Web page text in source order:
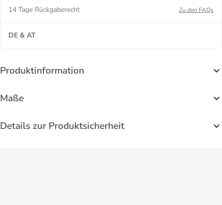
14 Tage Rückgaberecht
Zu den FAQs
DE & AT
Produktinformation
Maße
Details zur Produktsicherheit